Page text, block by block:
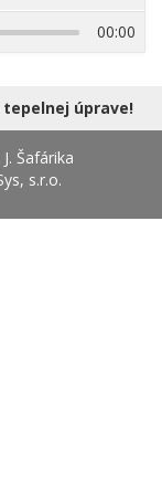
00:00
úprave!
Šafárika
s.r.o.